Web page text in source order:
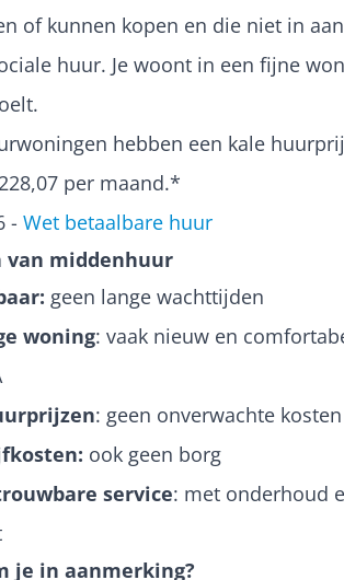
of kunnen kopen en die niet in
huur. Je woont in een fijne
hebben een kale
per maand.*
- Wet betaalbare huur
van middenhuur
geen lange wachttijden
woning: vaak nieuw en
: geen onverwachte kosten
ook geen borg
service: met onderhoud
je in aanmerking?